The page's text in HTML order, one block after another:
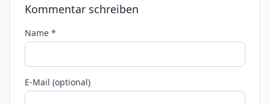
Kommentar schreiben
Name *
E-Mail (optional)